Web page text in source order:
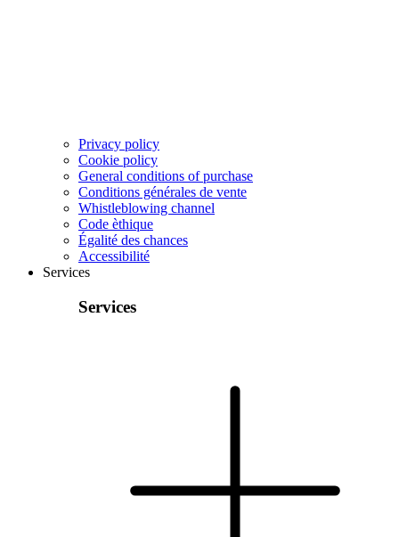
Privacy policy
Cookie policy
General conditions of purchase
Conditions générales de vente
Whistleblowing channel
Code èthique
Égalité des chances
Accessibilité
Services
Services